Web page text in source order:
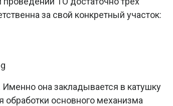
за свой конкретный участок:
Именно она закладывается в катушку
основного механизма